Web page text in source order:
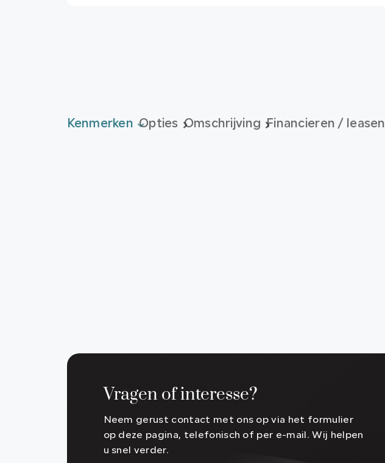
Kenmerken Opties Omschrijving Financieren / leasen
Vragen of interesse?
Neem gerust contact met ons op via het formulier
op deze pagina, telefonisch of per e-mail. Wij helpen
u snel verder.